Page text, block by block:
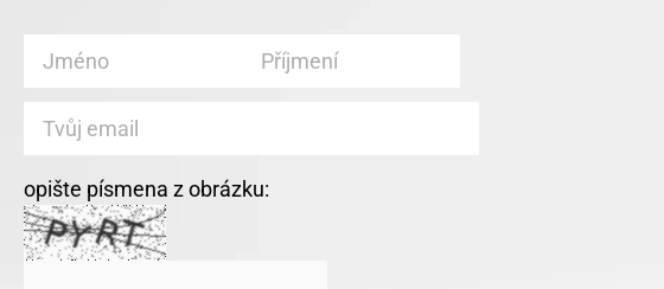
opište písmena z obrázku: